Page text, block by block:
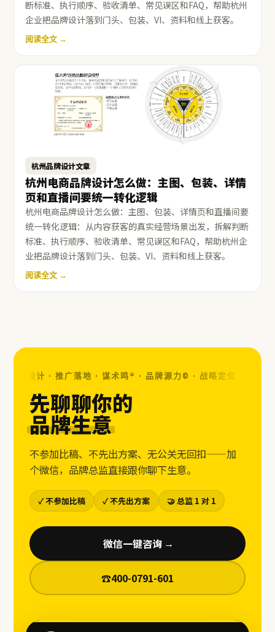
断标准、执行顺序、验收清单、常见误区和FAQ，帮助杭州
企业把品牌设计落到门头、包装、VI、资料和线上获客。
阅读全文 →
杭州品牌设计文章
杭州电商品牌设计怎么做：主图、包装、详情
页和直播间要统一转化逻辑
杭州电商品牌设计怎么做：主图、包装、详情页和直播间要
统一转化逻辑：从内容获客的真实经营场景出发，拆解判断
标准、执行顺序、验收清单、常见误区和FAQ，帮助杭州企
业把品牌设计落到门头、包装、VI、资料和线上获客。
阅读全文 →
觉设计 · 推广落地 · 谋术鸣® · 品牌源力© · 战略定位 · 视觉设
先聊聊你的
品牌生意
不参加比稿、不先出方案、无公关无回扣——加
个微信，品牌总监直接跟你聊下生意。
✓ 不参加比稿 ✓ 不先出方案 🤝 总监 1 对 1
微信一键咨询 →
☎400-0791-601